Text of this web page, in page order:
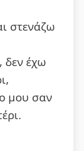
στενάζω
δεν έχω
μου σαν